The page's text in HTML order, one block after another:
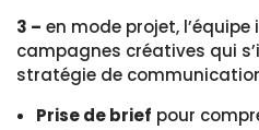
3 – en mode projet,
campagnes créatives qui
stratégie de
Prise de brief pour